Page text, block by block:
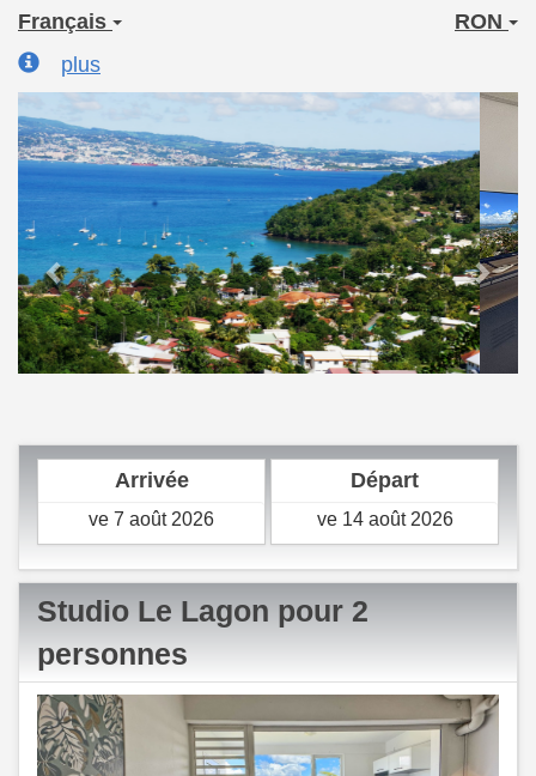
Français
RON
plus
Previous Next
Arrivée Départ
Studio Le Lagon pour 2
personnes
Previous Next